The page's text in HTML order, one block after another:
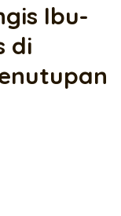
Ibu-
di